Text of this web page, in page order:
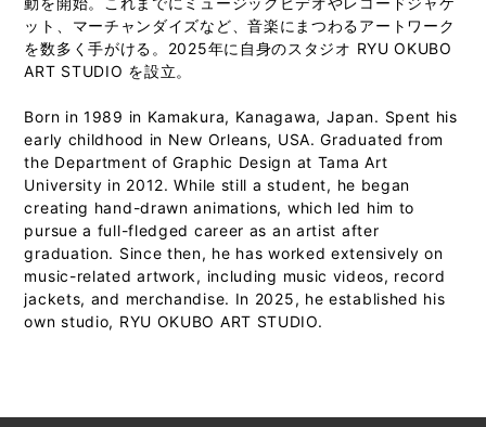
ット、マーチャンダイズなど、音楽にまつわるアートワーク
を数多く手がける。2025年に自身のスタジオ RYU OKUBO
ART STUDIO を設立。
Born in 1989 in Kamakura, Kanagawa, Japan. Spent his
early childhood in New Orleans, USA. Graduated from
the Department of Graphic Design at Tama Art
University in 2012. While still a student, he began
creating hand-drawn animations, which led him to
pursue a full-fledged career as an artist after
graduation. Since then, he has worked extensively on
music-related artwork, including music videos, record
jackets, and merchandise. In 2025, he established his
own studio, RYU OKUBO ART STUDIO.